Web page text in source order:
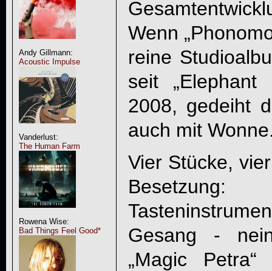
Andy Gillmann:
Acoustic Impulse
Vanderlust:
The Human Farm
Rowena Wise:
Bad Things Feel Good*
Wenn „
reine
seit
2008, gedeiht
auch mit
Vier Stücke,
Gesang -
„Magic